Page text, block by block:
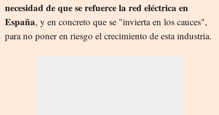
necesidad de que se refuerce la red eléctrica en
España, y en concreto que se "invierta en los cauces",
para no poner en riesgo el crecimiento de esta industria.